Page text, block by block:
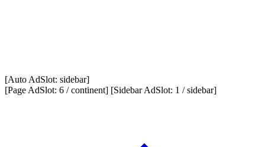
[Auto AdSlot: sidebar]
[Page AdSlot: 6 / continent] [Sidebar AdSlot: 1 / sidebar]